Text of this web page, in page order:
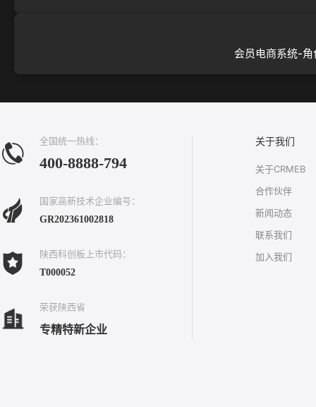
会员电商系统-
全国统一热线：
400-8888-794
国家高新技术企业编号：
GR202361002818
陕西科创板上市代码：
T000052
荣获陕西省
专精特新企业
关于我们
关于CRMEB
合作伙伴
新闻动态
联系我们
加入我们